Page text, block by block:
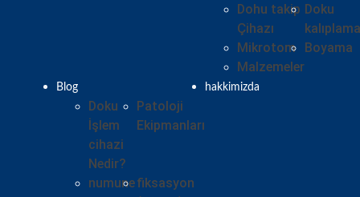
Dohu takip
Çihazı
Doku
kalıplama
Mikrotom
Boyama
Malzemeler
Blog
Doku
İşlem
cihazi
Nedir?
Patoloji
Ekipmanları
numunefiksasyon
hakkimizda